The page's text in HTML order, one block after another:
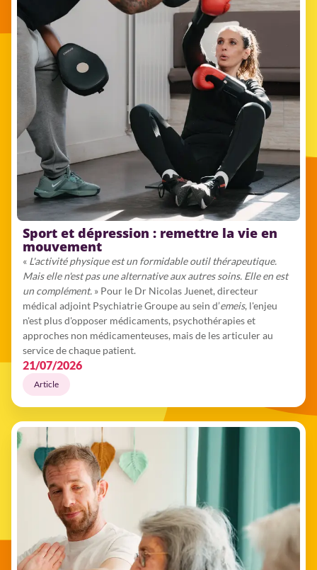
Sport et dépression : remettre la vie en
mouvement
« L'activité physique est un formidable outil thérapeutique.
Mais elle n'est pas une alternative aux autres soins. Elle en est
un complément. » Pour le Dr Nicolas Juenet, directeur
médical adjoint Psychiatrie Groupe au sein d’emeis, l'enjeu
n'est plus d'opposer médicaments, psychothérapies et
approches non médicamenteuses, mais de les articuler au
service de chaque patient.
21/07/2026
Article